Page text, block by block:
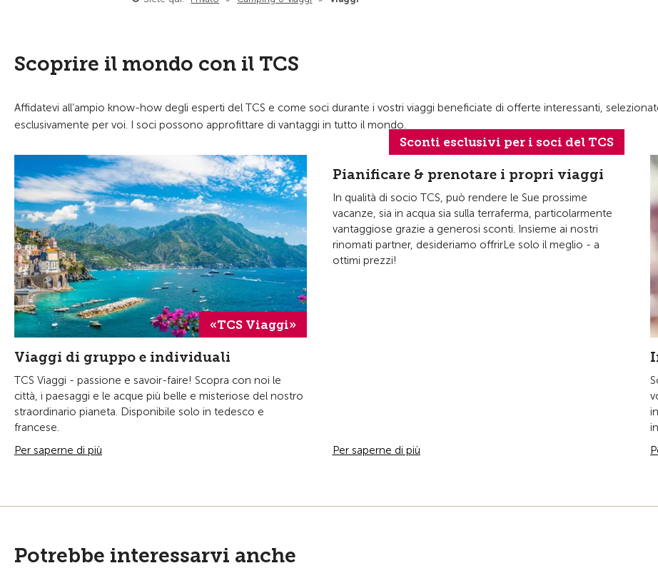
Scoprire il mondo con il TCS
Affidatevi all’ampio know-how degli esperti del TCS e come soci durante i vostri viaggi beneficiate di offerte interessanti,
esclusivamente per voi. I soci possono approfittare di vantaggi in tutto il mondo.
«TCS Viaggi»
Viaggi di gruppo e individuali
TCS Viaggi - passione e savoir-faire! Scopra con noi le
città, i paesaggi e le acque più belle e misteriose del nostro
straordinario pianeta. Disponibile solo in tedesco e
francese.
Per saperne di più
Sconti esclusivi per i soci del TCS
Pianificare & prenotare i propri viaggi
In qualità di socio TCS, può rendere le Sue prossime
vacanze, sia in acqua sia sulla terraferma, particolarmente
vantaggiose grazie a generosi sconti. Insieme ai nostri
rinomati partner, desideriamo offrirLe solo il meglio - a
ottimi prezzi!
Per saperne di più
Potrebbe interessarvi anche